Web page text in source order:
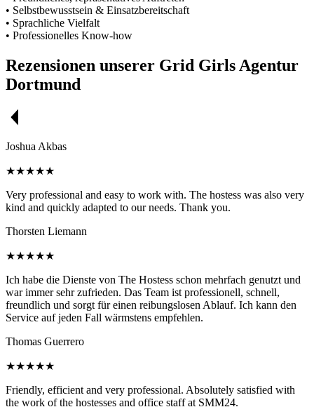
• Selbstbewusstsein & Einsatzbereitschaft
• Sprachliche Vielfalt
• Professionelles Know-how
Rezensionen unserer Grid Girls Agentur
Dortmund
Joshua Akbas
★★★★★
Very professional and easy to work with. The hostess was also very
kind and quickly adapted to our needs. Thank you.
Thorsten Liemann
★★★★★
Ich habe die Dienste von The Hostess schon mehrfach genutzt und
war immer sehr zufrieden. Das Team ist professionell, schnell,
freundlich und sorgt für einen reibungslosen Ablauf. Ich kann den
Service auf jeden Fall wärmstens empfehlen.
Thomas Guerrero
★★★★★
Friendly, efficient and very professional. Absolutely satisfied with
the work of the hostesses and office staff at SMM24.